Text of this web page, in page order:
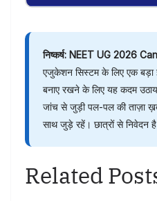
निष्कर्ष: NEET UG 2026
एजुकेशन सिस्टम के लिए एक बड़ा
बनाए रखने के लिए यह कदम
जांच से जुड़ी पल-पल की ताज़ा
साथ जुड़े रहें। छात्रों से निवेदन
Related